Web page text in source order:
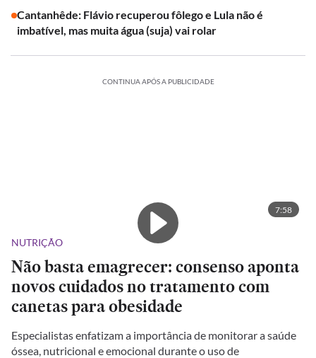
Cantanhêde: Flávio recuperou fôlego e Lula não é
imbatível, mas muita água (suja) vai rolar
CONTINUA APÓS A PUBLICIDADE
7:58
NUTRIÇÃO
Não basta emagrecer: consenso aponta
novos cuidados no tratamento com
canetas para obesidade
Especialistas enfatizam a importância de monitorar a saúde
óssea, nutricional e emocional durante o uso de